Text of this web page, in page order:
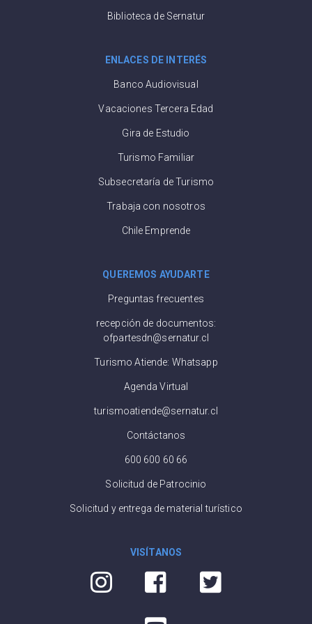
Biblioteca de Sernatur
ENLACES DE INTERÉS
Banco Audiovisual
Vacaciones Tercera Edad
Gira de Estudio
Turismo Familiar
Subsecretaría de Turismo
Trabaja con nosotros
Chile Emprende
QUEREMOS AYUDARTE
Preguntas frecuentes
recepción de documentos:
ofpartesdn@sernatur.cl
Turismo Atiende: Whatsapp
Agenda Virtual
turismoatiende@sernatur.cl
Contáctanos
600 600 60 66
Solicitud de Patrocinio
Solicitud y entrega de material turístico
VISÍTANOS